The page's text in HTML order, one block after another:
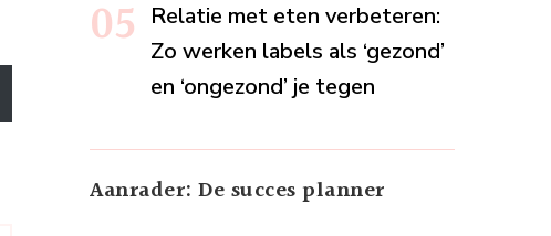
Relatie met eten verbeteren:
Zo werken labels als ‘gezond’
en ‘ongezond’ je tegen
Aanrader: De succes planner